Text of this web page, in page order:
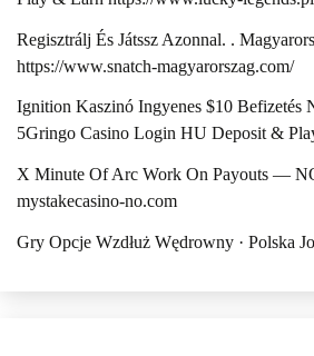
Regisztrálj És Játssz Azonnal. .
https://www.snatch-magyarorszag.com/
Ignition Kaszinó Ingyenes $10 Befizetés
5Gringo Casino Login HU Deposit &
X Minute Of Arc Work On Payouts —
mystakecasino-no.com
Gry Opcje Wzdłuż Wędrowny · Polska